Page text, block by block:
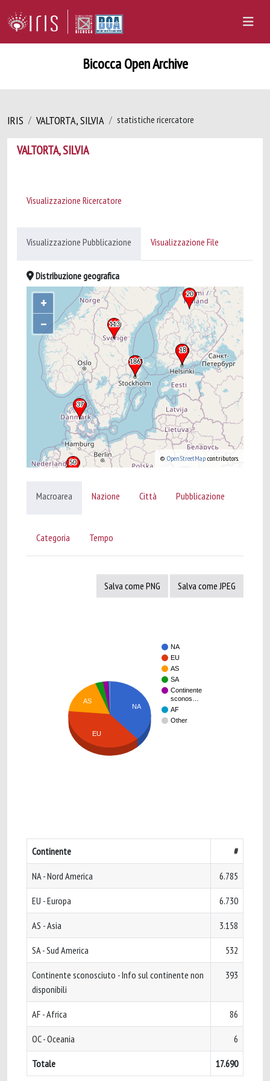
Bicocca Open Archive
IRIS VALTORTA, SILVIA statistiche ricercatore
VALTORTA, SILVIA
Visualizzazione Ricercatore
Visualizzazione Pubblicazione Visualizzazione File
Distribuzione geografica
+
–
© OpenStreetMap contributors.
Macroarea Nazione Città Pubblicazione
Categoria Tempo
Salva come PNG Salva come JPEG
NA
EU
AS
SA
Continente
sconos…
AF
Other
NA
AS
EU
Continente #
NA - Nord America 6.785
EU - Europa 6.730
AS - Asia 3.158
SA - Sud America 532
Continente sconosciuto - Info sul continente non
disponibili
393
AF - Africa 86
OC - Oceania 6
Totale 17.690